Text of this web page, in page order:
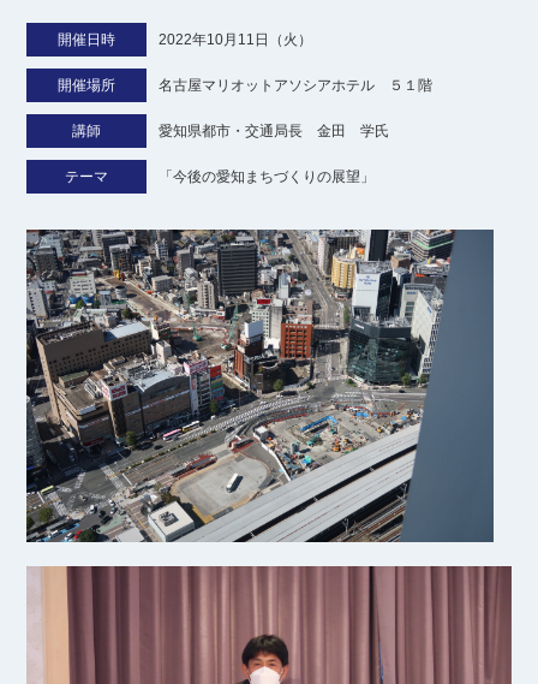
開催日時 2022年10月11日（火）
開催場所 名古屋マリオットアソシアホテル ５１階
講師 愛知県都市・交通局長 金田 学氏
テーマ 「今後の愛知まちづくりの展望」